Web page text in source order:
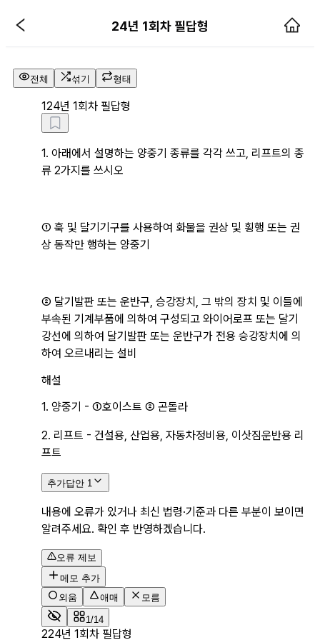
24년 1회차 필답형 해설 페이지
24년 1회차 필답형
전체 섞기 형태
124년 1회차 필답형
1. 아래에서 설명하는 양중기 종류를 각각 쓰고, 리프트의 종
류 2가지를 쓰시오
① 훅 및 달기기구를 사용하여 화물을 권상 및 횡행 또는 권
상 동작만 행하는 양중기
② 달기발판 또는 운반구, 승강장치, 그 밖의 장치 및 이들에
부속된 기계부품에 의하여 구성되고 와이어로프 또는 달기
강선에 의하여 달기발판 또는 운반구가 전용 승강장치에 의
하여 오르내리는 설비
해설
1. 양중기 - ①호이스트 ② 곤돌라
2. 리프트 - 건설용, 산업용, 자동차정비용, 이삿짐운반용 리
프트
추가답안 1
내용에 오류가 있거나 최신 법령·기준과 다른 부분이 보이면
알려주세요. 확인 후 반영하겠습니다.
오류 제보
메모 추가
외움
애매 모름
1/14
224년 1회차 필답형